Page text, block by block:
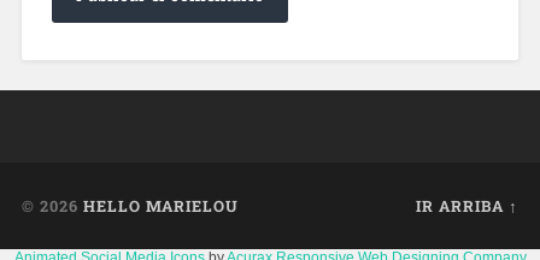
© 2026 HELLO MARIELOU IR ARRIBA ↑